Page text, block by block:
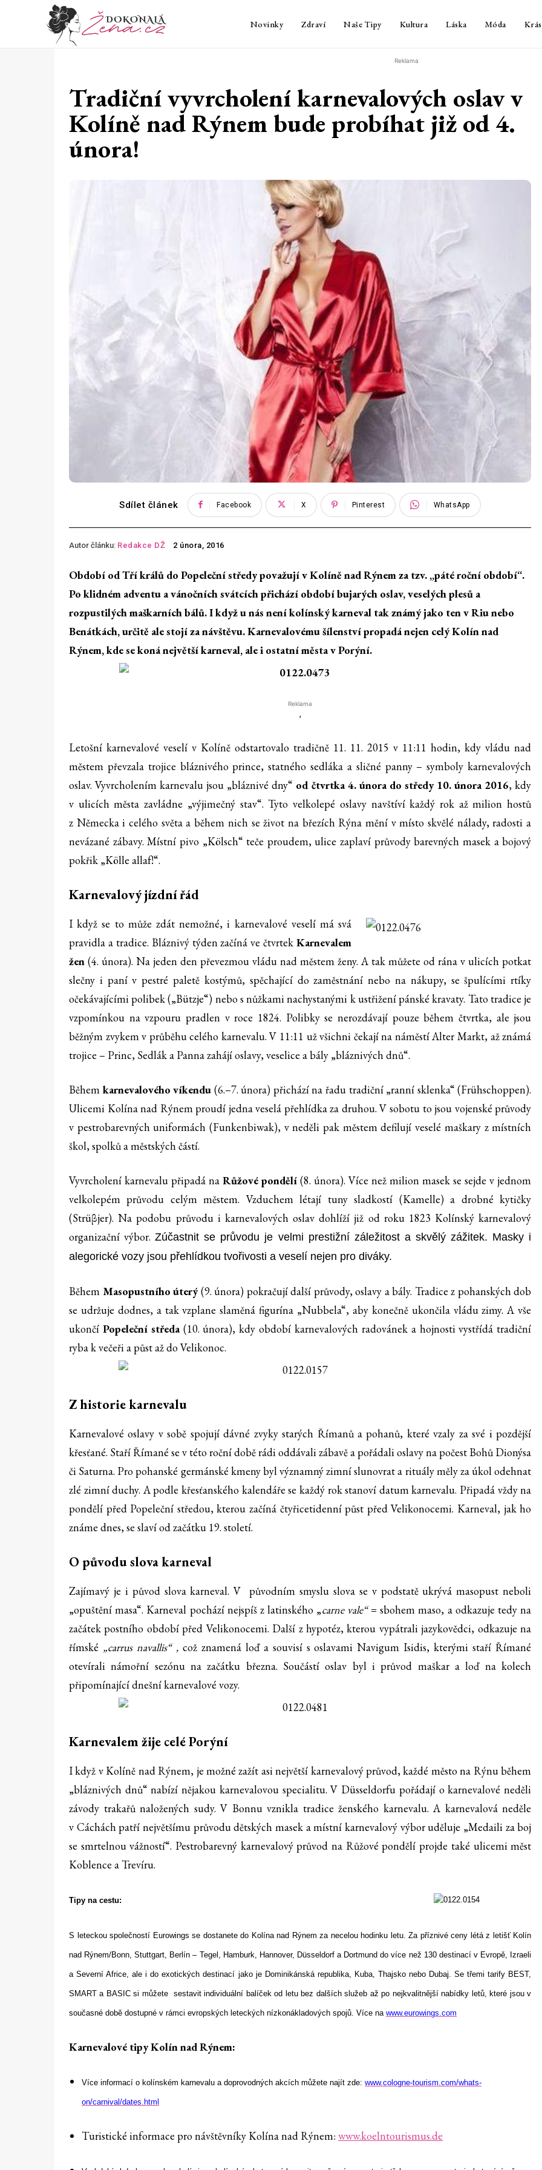
Novinky Zdraví Naše Tipy Kultura Láska Móda
Reklama
Tradiční vyvrcholení karnevalových oslav v
Kolíně nad Rýnem bude probíhat již od 4.
února!
Sdílet článek Facebook X Pinterest WhatsApp
Autor článku: Redakce DŽ 2 února, 2016
Období od Tří králů do Popeleční středy považují v Kolíně nad Rýnem za tzv. „páté roční období“.
Po klidném adventu a vánočních svátcích přichází období bujarých oslav, veselých plesů a
rozpustilých maškarních bálů. I když u nás není kolínský karneval tak známý jako ten v Riu nebo
Benátkách, určitě ale stojí za návštěvu. Karnevalovému šílenství propadá nejen celý Kolín nad
Rýnem, kde se koná největší karneval, ale i ostatní města v Porýní.
Reklama
'
Letošní karnevalové veselí v Kolíně odstartovalo tradičně 11. 11. 2015 v 11:11 hodin, kdy vládu nad
městem převzala trojice bláznivého prince, statného sedláka a sličné panny – symboly karnevalových
oslav. Vyvrcholením karnevalu jsou „bláznivé dny“ od čtvrtka 4. února do středy 10. února 2016, kdy
v ulicích města zavládne „výjimečný stav“. Tyto velkolepé oslavy navštíví každý rok až milion hostů
z Německa i celého světa a během nich se život na březích Rýna mění v místo skvělé nálady, radosti a
nevázané zábavy. Místní pivo „Kölsch“ teče proudem, ulice zaplaví průvody barevných masek a bojový
pokřik „Kölle allaf!“.
Karnevalový jízdní řád
I když se to může zdát nemožné, i karnevalové veselí má svá
pravidla a tradice. Bláznivý týden začíná ve čtvrtekKarnevalem
žen(4. února). Na jeden den převezmou vládu nad městem ženy. A tak můžete od rána v ulicích potkat
slečny i paní v pestré paletě kostýmů, spěchající do zaměstnání nebo na nákupy, se špulícími rtíky
očekávajícími polibek („Bützje“) nebo s nůžkami nachystanými k ustřižení pánské kravaty. Tato tradice je
vzpomínkou na vzpouru pradlen v roce 1824. Polibky se nerozdávají pouze během čtvrtka, ale jsou
běžným zvykem v průběhu celého karnevalu. V 11:11 už všichni čekají na náměstí Alter Markt, až známá
trojice – Princ, Sedlák a Panna zahájí oslavy, veselice a bály „bláznivých dnů“.
Během karnevalového víkendu (6.–7. února) přichází na řadu tradiční „ranní sklenka“ (Frühschoppen).
Ulicemi Kolína nad Rýnem proudí jedna veselá přehlídka za druhou. V sobotu to jsou vojenské průvody
v pestrobarevných uniformách (Funkenbiwak), v neděli pak městem defilují veselé maškary z místních
škol, spolků a městských částí.
Vyvrcholení karnevalu připadá naRůžové pondělí (8. února). Více než milion masek se sejde v jednom
velkolepém průvodu celým městem. Vzduchem létají tuny sladkostí (Kamelle) a drobné kytičky
(Strüβjer). Na podobu průvodu i karnevalových oslav dohlíží již od roku 1823 Kolínský karnevalový
organizační výbor.Zúčastnit se průvodu je velmi prestižní záležitost a skvělý zážitek. Masky i
alegorické vozy jsou přehlídkou tvořivosti a veselí nejen pro diváky.
Během Masopustního úterý(9. února) pokračují další průvody, oslavy a bály. Tradice z pohanských dob
se udržuje dodnes, a tak vzplane slaměná figurína „Nubbela“, aby konečně ukončila vládu zimy. A vše
ukončí Popeleční středa(10. února), kdy období karnevalových radovánek a hojnosti vystřídá tradiční
ryba k večeři a půst až do Velikonoc.
Z historie karnevalu
Karnevalové oslavy v sobě spojují dávné zvyky starých Římanů a pohanů, které vzaly za své i pozdější
křesťané. Staří Římané se v této roční době rádi oddávali zábavě a pořádali oslavy na počest Bohů Dionýsa
či Saturna. Pro pohanské germánské kmeny byl významný zimní slunovrat a rituály měly za úkol odehnat
zlé zimní duchy. A podle křesťanského kalendáře se každý rok stanoví datum karnevalu. Připadá vždy na
pondělí před Popeleční středou, kterou začíná čtyřicetidenní půst před Velikonocemi. Karneval, jak ho
známe dnes, se slaví od začátku 19. století.
O původu slova karneval
Zajímavý je i původ slova karneval. V původním smyslu slova se v podstatě ukrývá masopust neboli
„opuštění masa“. Karneval pochází nejspíš z latinského „carne vale“= sbohem maso, a odkazuje tedy na
začátek postního období před Velikonocemi. Další z hypotéz, kterou vypátrali jazykovědci, odkazuje na
římské „carrus navallis“ , což znamená loď a souvisí s oslavami Navigum Isidis, kterými staří Římané
otevírali námořní sezónu na začátku března. Součástí oslav byl i průvod maškar a loď na kolech
připomínající dnešní karnevalové vozy.
Karnevalem žije celé Porýní
I když v Kolíně nad Rýnem, je možné zažít asi největší karnevalový průvod, každé město na Rýnu během
„bláznivých dnů“ nabízí nějakou karnevalovou specialitu. V Düsseldorfu pořádají o karnevalové neděli
závody trakařů naložených sudy. V Bonnu vznikla tradice ženského karnevalu. A karnevalová neděle
v Cáchách patří největšímu průvodu dětských masek a místní karnevalový výbor uděluje „Medaili za boj
se smrtelnou vážností“. Pestrobarevný karnevalový průvod na Růžové pondělí projde také ulicemi měst
Koblence a Trevíru.
Tipy na cestu:
S leteckou společností Eurowings se dostanete do Kolína nad Rýnem za necelou hodinku letu. Za příznivé ceny létá z letišť Kolín
nad Rýnem/Bonn, Stuttgart, Berlín – Tegel, Hamburk, Hannover, Düsseldorf a Dortmund do více než 130 destinací v Evropě, Izraeli
a Severní Africe, ale i do exotických destinací jako je Dominikánská republika, Kuba, Thajsko nebo Dubaj. Se třemi tarify BEST,
SMART a BASIC si můžete sestavit individuální balíček od letu bez dalších služeb až po nejkvalitnější nabídky letů, které jsou v
současné době dostupné v rámci evropských leteckých nízkonákladových spojů. Více na www.eurowings.com
Karnevalové tipy Kolín nad Rýnem:
Více informací o kolínském karnevalu a doprovodných akcích můžete najít zde: www.cologne-tourism.com/whats-
on/carnival/dates.html
Turistické informace pro návštěvníky Kolína nad Rýnem: www.koelntourismus.de